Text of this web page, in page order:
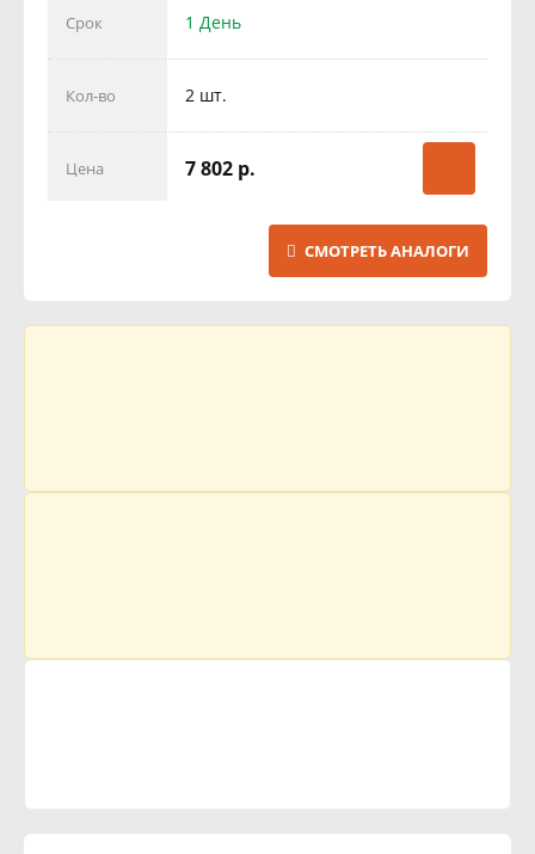
Срок 1 День
Кол-во 2 шт.
Цена 7 802 р.
СМОТРЕТЬ АНАЛОГИ